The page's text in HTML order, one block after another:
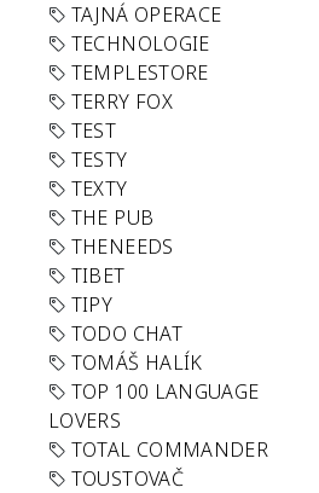
TAJNÁ OPERACE
TECHNOLOGIE
TEMPLESTORE
TERRY FOX
TEST
TESTY
TEXTY
THE PUB
THENEEDS
TIBET
TIPY
TODO CHAT
TOMÁŠ HALÍK
TOP 100 LANGUAGE
LOVERS
TOTAL COMMANDER
TOUSTOVAČ